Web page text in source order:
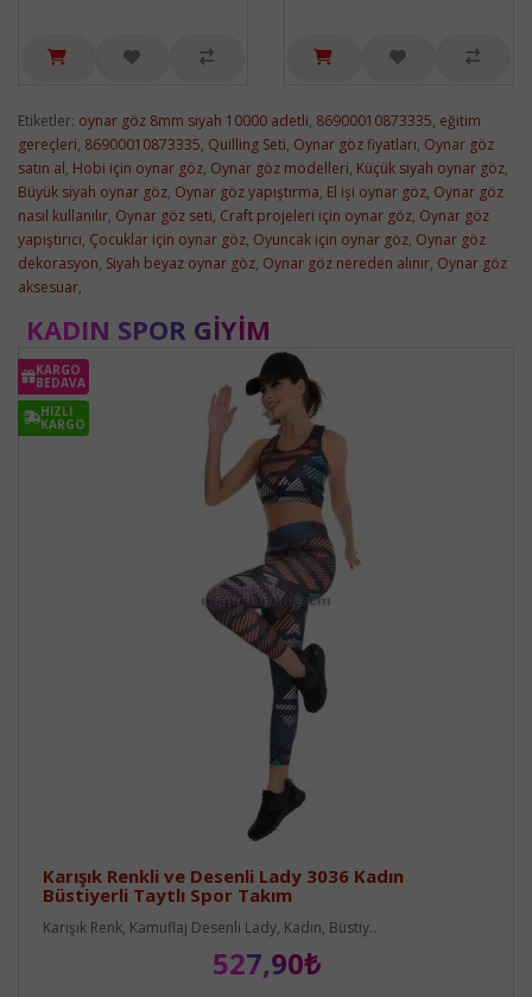
Etiketler: oynar göz 8mm siyah 10000 adetli, 86900010873335, eğitim
gereçleri, 86900010873335, Quilling Seti, Oynar göz fiyatları, Oynar göz
satın al, Hobi için oynar göz, Oynar göz modelleri, Küçük siyah oynar göz,
Büyük siyah oynar göz, Oynar göz yapıştırma, El işi oynar göz, Oynar göz
nasıl kullanılır, Oynar göz seti, Craft projeleri için oynar göz, Oynar göz
yapıştırıcı, Çocuklar için oynar göz, Oyuncak için oynar göz, Oynar göz
dekorasyon, Siyah beyaz oynar göz, Oynar göz nereden alınır, Oynar göz
aksesuar,
KADIN SPOR GIYIM
KARGO
BEDAVA
HIZLI
KARGO
Karışık Renkli ve Desenli Lady 3036 Kadın
Büstiyerli Taytlı Spor Takım
Karışık Renk, Kamuflaj Desenli Lady, Kadın, Büstiy..
527,90₺